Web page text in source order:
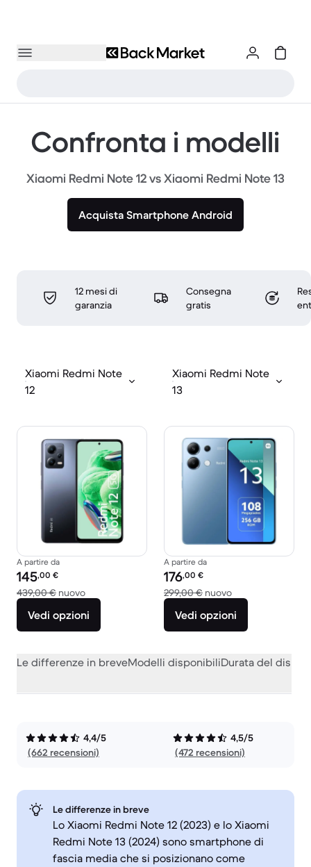
Confronta i modelli
Xiaomi Redmi Note 12 vs Xiaomi Redmi Note 13
Acquista Smartphone Android
12 mesi di
garanzia
Consegna
gratis
Xiaomi Redmi Note
12
Xiaomi Redmi Note
13
A partire da
Prezzo del ricondizionato:
145,00 €
439,00 € nuovoRispetto a 439,00 € del nuovo
Vedi opzioni
A partire da
Prezzo del ricondizionato:
176,00 €
299,00 € nuovoRispetto a 299,00
Vedi opzioni
Le differenze in breveModelli disponibiliDurata del
4,4/5
(662 recensioni)
4,5/5
(472 recensioni)
Le differenze in breve
Lo Xiaomi Redmi Note 12 (2023) e lo Xiaomi
Redmi Note 13 (2024) sono smartphone di
fascia media che si posizionano come